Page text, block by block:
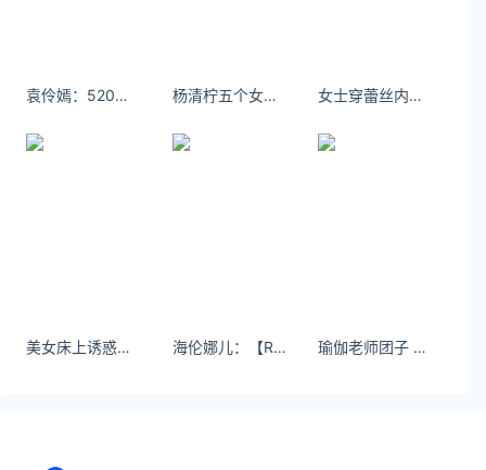
袁伶嫣：520快快乐乐 杨清柠五个女仆装美女4k美女壁纸 女士穿蕾丝内衣晒太阳 果然是让人心动的少女内衣！
美女床上诱惑심하진我说凤冠霞帔我许你此生不渝。 海伦娜儿：【RWBY】等比例纯机械结构新月玫瑰还原 瑜伽老师团子 瑜伽拉伸｜你会幸福的 迟早 - 小红书